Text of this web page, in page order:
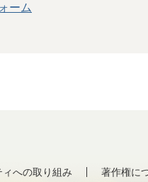
ーム
への取り組み 著作権に